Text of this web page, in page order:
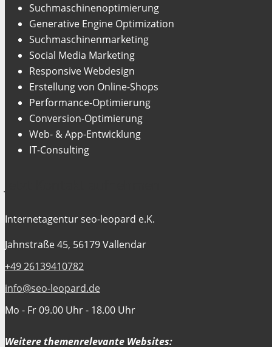
Suchmaschinenoptimierung
Generative Engine Optimization
Suchmaschinenmarketing
Social Media Marketing
Responsive Webdesign
Erstellung von Online-Shops
Performance-Optimierung
Conversion-Optimierung
Web- & App-Entwicklung
IT-Consulting
Internetagentur seo-leopard e.K.
Jahnstraße 45, 56179 Vallendar
+49 26139410782
info@seo-leopard.de
Mo - Fr 09.00 Uhr - 18.00 Uhr
Weitere themenrelevante Websites: